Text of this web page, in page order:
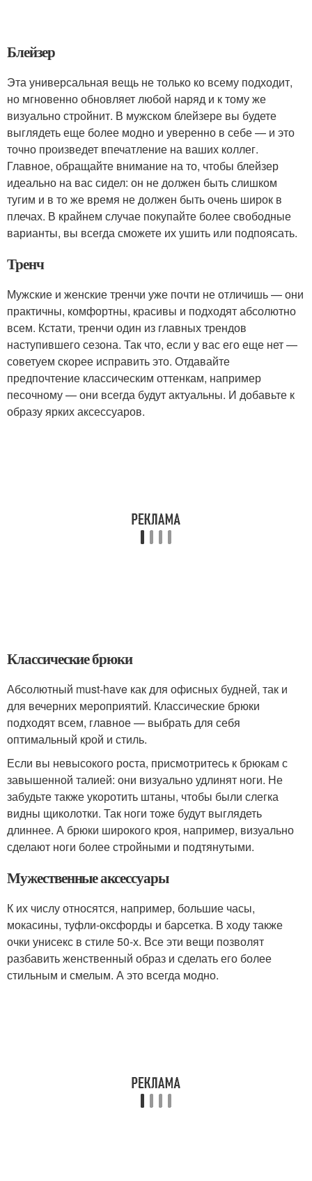
Блейзер
Эта универсальная вещь не только ко всему подходит,
но мгновенно обновляет любой наряд и к тому же
визуально стройнит. В мужском блейзере вы будете
выглядеть еще более модно и уверенно в себе — и это
точно произведет впечатление на ваших коллег.
Главное, обращайте внимание на то, чтобы блейзер
идеально на вас сидел: он не должен быть слишком
тугим и в то же время не должен быть очень широк в
плечах. В крайнем случае покупайте более свободные
варианты, вы всегда сможете их ушить или подпоясать.
Тренч
Мужские и женские тренчи уже почти не отличишь — они
практичны, комфортны, красивы и подходят абсолютно
всем. Кстати, тренчи один из главных трендов
наступившего сезона. Так что, если у вас его еще нет —
советуем скорее исправить это. Отдавайте
предпочтение классическим оттенкам, например
песочному — они всегда будут актуальны. И добавьте к
образу ярких аксессуаров.
Классические брюки
Абсолютный must-have как для офисных будней, так и
для вечерних мероприятий. Классические брюки
подходят всем, главное — выбрать для себя
оптимальный крой и стиль.
Если вы невысокого роста, присмотритесь к брюкам с
завышенной талией: они визуально удлинят ноги. Не
забудьте также укоротить штаны, чтобы были слегка
видны щиколотки. Так ноги тоже будут выглядеть
длиннее. А брюки широкого кроя, например, визуально
сделают ноги более стройными и подтянутыми.
Мужественные аксессуары
К их числу относятся, например, большие часы,
мокасины, туфли-оксфорды и барсетка. В ходу также
очки унисекс в стиле 50-х. Все эти вещи позволят
разбавить женственный образ и сделать его более
стильным и смелым. А это всегда модно.